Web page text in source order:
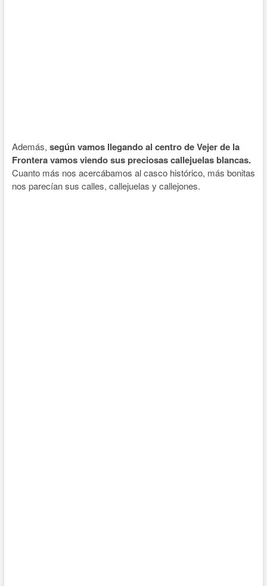
Además, según vamos llegando al centro de Vejer de la
Frontera vamos viendo sus preciosas callejuelas blancas.
Cuanto más nos acercábamos al casco histórico, más bonitas
nos parecían sus calles, callejuelas y callejones.